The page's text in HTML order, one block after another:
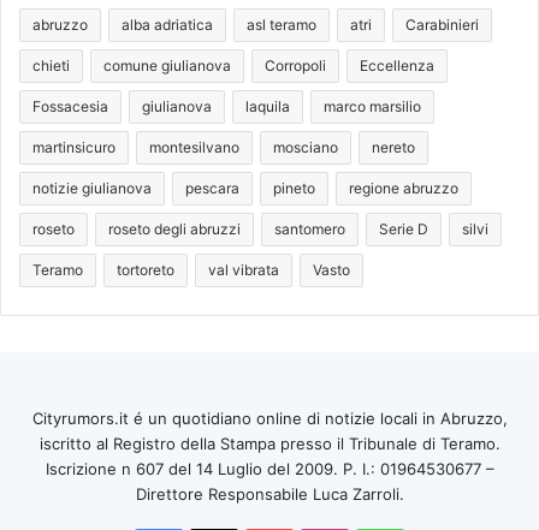
abruzzo alba adriatica asl teramo atri Carabinieri
chieti comune giulianova Corropoli Eccellenza
Fossacesia giulianova laquila marco marsilio
martinsicuro montesilvano mosciano nereto
notizie giulianova pescara pineto regione abruzzo
roseto roseto degli abruzzi santomero Serie D silvi
Teramo tortoreto val vibrata Vasto
Cityrumors.it é un quotidiano online di notizie locali in Abruzzo,
iscritto al Registro della Stampa presso il Tribunale di Teramo.
Iscrizione n 607 del 14 Luglio del 2009. P. I.: 01964530677 –
Direttore Responsabile Luca Zarroli.